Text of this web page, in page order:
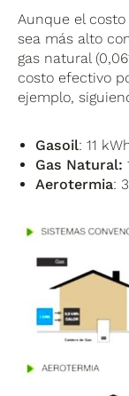
Aunque el
sea más alto
gas natural
costo efectivo
ejemplo,
Gasoil: 11
Gas Natural:
Aerotermia: